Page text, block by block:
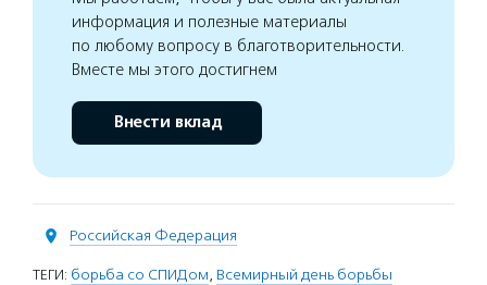
информация и полезные материалы
по любому вопросу в благотворительности.
Вместе мы этого достигнем
Внести вклад
Российская Федерация
ТЕГИ: борьба со СПИДом, Всемирный день борьбы